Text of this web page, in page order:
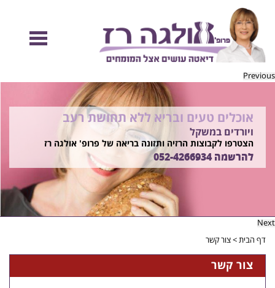
Previous
להיות מוכנות לקיץ הזה ולזה שאחריו!
בשיטת ד"ר אולגה רז
רוצים ללמוד איך?
התקשרו 052-4266934
אוכלים טעים ובריא ללא תחושת רעב
ויורדים במשקל
הצטרפו לקבוצות הרזיה ותזונה בריאה של פרופ' אולגה רז
להרשמה052-4266934
Next
דף הבית>צור קשר
צור קשר